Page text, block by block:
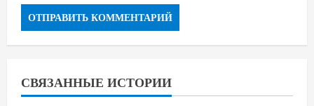
СВЯЗАННЫЕ ИСТОРИИ